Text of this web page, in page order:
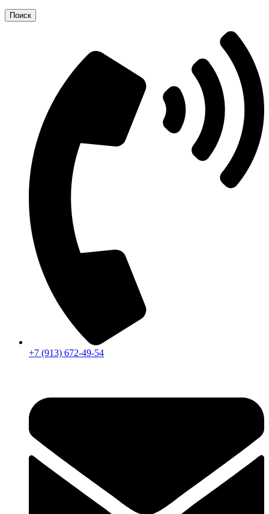
Поиск
+7 (913) 672-49-54